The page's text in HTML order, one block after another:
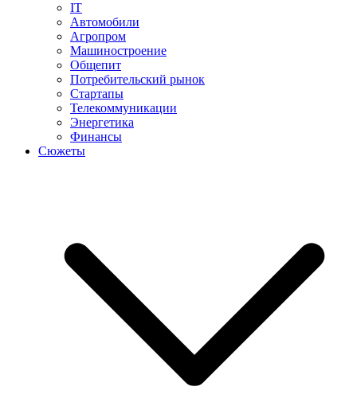
IT
Автомобили
Агропром
Машиностроение
Общепит
Потребительский рынок
Стартапы
Телекоммуникации
Энергетика
Финансы
Сюжеты